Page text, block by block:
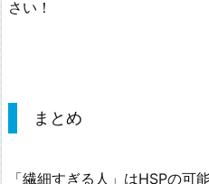
さい！
まとめ
「繊細すぎる人」はHSPの可